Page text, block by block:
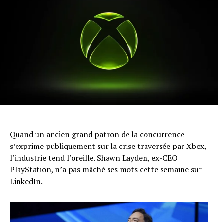
Quand un ancien grand patron de la concurrence
s’exprime publiquement sur la crise traversée par Xbox,
l’industrie tend l’oreille. Shawn Layden, ex-CEO
PlayStation, n’a pas mâché ses mots cette semaine sur
LinkedIn.